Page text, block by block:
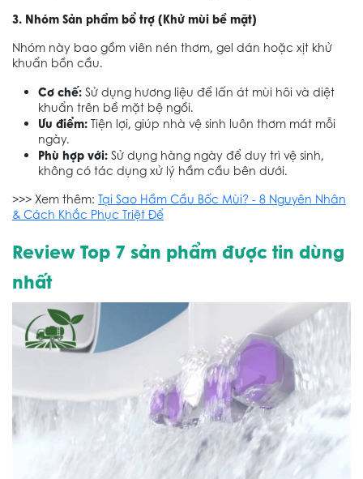
3. Nhóm Sản phẩm bổ trợ (Khử mùi bề mặt)
Nhóm này bao gồm viên nén thơm, gel dán hoặc xịt khử
khuẩn bồn cầu.
Cơ chế: Sử dụng hương liệu để lấn át mùi hôi và diệt
khuẩn trên bề mặt bệ ngồi.
Ưu điểm: Tiện lợi, giúp nhà vệ sinh luôn thơm mát mỗi
ngày.
Phù hợp với: Sử dụng hàng ngày để duy trì vệ sinh,
không có tác dụng xử lý hầm cầu bên dưới.
>>> Xem thêm: Tại Sao Hầm Cầu Bốc Mùi? - 8 Nguyên Nhân
& Cách Khắc Phục Triệt Để
Review Top 7 sản phẩm được tin dùng
nhất